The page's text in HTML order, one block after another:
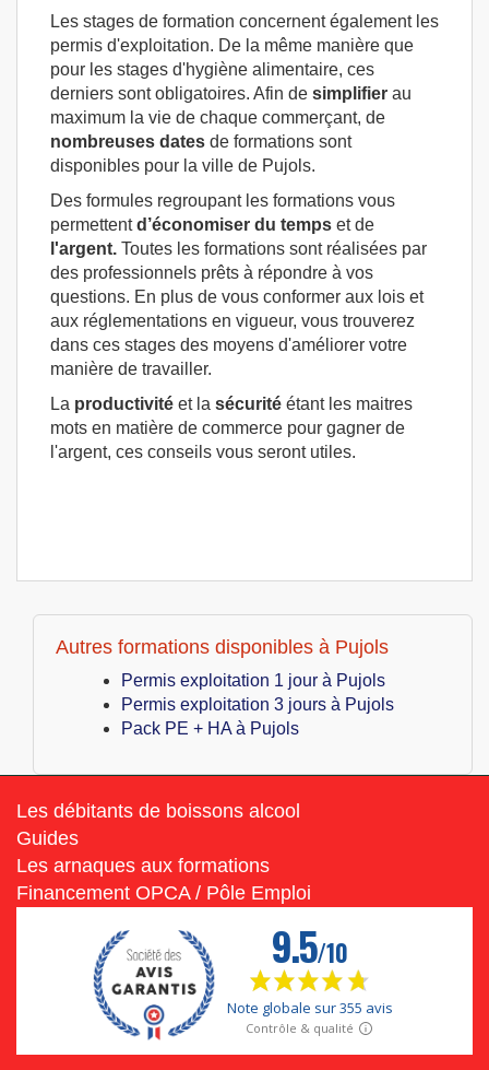
Les stages de formation concernent également les
permis d'exploitation. De la même manière que
pour les stages d'hygiène alimentaire, ces
derniers sont obligatoires. Afin de simplifier au
maximum la vie de chaque commerçant, de
nombreuses dates de formations sont
disponibles pour la ville de Pujols.
Des formules regroupant les formations vous
permettentd’économiser du temps et de
l'argent. Toutes les formations sont réalisées par
des professionnels prêts à répondre à vos
questions. En plus de vous conformer aux lois et
aux réglementations en vigueur, vous trouverez
dans ces stages des moyens d'améliorer votre
manière de travailler.
La productivité et la sécurité étant les maitres
mots en matière de commerce pour gagner de
l'argent, ces conseils vous seront utiles.
Autres formations disponibles à Pujols
Permis exploitation 1 jour à Pujols
Permis exploitation 3 jours à Pujols
Pack PE + HA à Pujols
Les débitants de boissons alcool
Guides
Les arnaques aux formations
Financement OPCA / Pôle Emploi